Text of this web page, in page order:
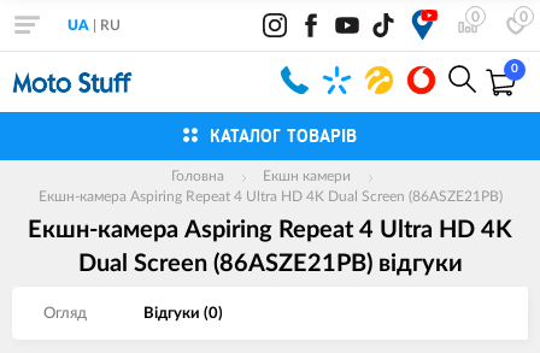
0 0
UA RU
0
КАТАЛОГ ТОВАРІВ
Головна
Екшн камери
Екшн-камера Aspiring Repeat 4 Ultra HD 4K Dual Screen (86ASZE21PB)
Екшн-камера Aspiring Repeat 4 Ultra HD 4K
Dual Screen (86ASZE21PB) вiдгуки
Огляд Вiдгуки (0)